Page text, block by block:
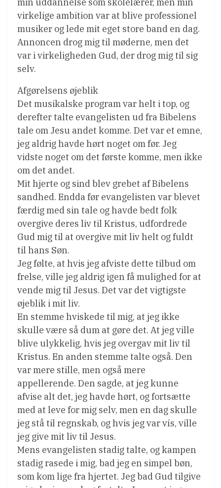
virkelige ambition var at blive professionel
musiker og lede mit eget store band en dag.
Annoncen drog mig til møderne, men det
var i virkeligheden Gud, der drog mig til sig
selv.
Afgørelsens øjeblik
Det musikalske program var helt i top, og
derefter talte evangelisten ud fra Bibelens
tale om Jesu andet komme. Det var et emne,
jeg aldrig havde hørt noget om før. Jeg
vidste noget om det første komme, men ikke
om det andet.
Mit hjerte og sind blev grebet af Bibelens
sandhed. Endda før evangelisten var blevet
færdig med sin tale og havde bedt folk
overgive deres liv til Kristus, udfordrede
Gud mig til at overgive mit liv helt og fuldt
til hans Søn.
Jeg følte, at hvis jeg afviste dette tilbud om
frelse, ville jeg aldrig igen få mulighed for at
vende mig til Jesus. Det var det vigtigste
øjeblik i mit liv.
En stemme hviskede til mig, at jeg ikke
skulle være så dum at gøre det. At jeg ville
blive ulykkelig, hvis jeg overgav mit liv til
Kristus. En anden stemme talte også. Den
var mere stille, men også mere
appellerende. Den sagde, at jeg kunne
afvise alt det, jeg havde hørt, og fortsætte
med at leve for mig selv, men en dag skulle
jeg stå til regnskab, og hvis jeg var vís, ville
jeg give mit liv til Jesus.
Mens evangelisten stadig talte, og kampen
stadig rasede i mig, bad jeg en simpel bøn,
som kom lige fra hjertet. Jeg bad Gud tilgive